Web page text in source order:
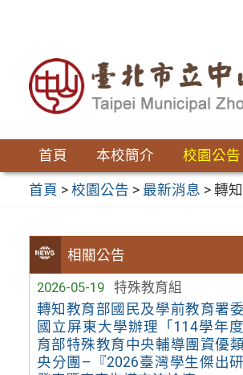
首頁 本校簡介 校園公告
首頁 >校園公告 > 最新消息 >轉
相關公告
2026-05-19
特殊教育組
轉知教育部國民及學前教育署
國立屏東大學辦理「114學年
育部特殊教育中央輔導團資優
央分團–『2026臺灣學生傑出